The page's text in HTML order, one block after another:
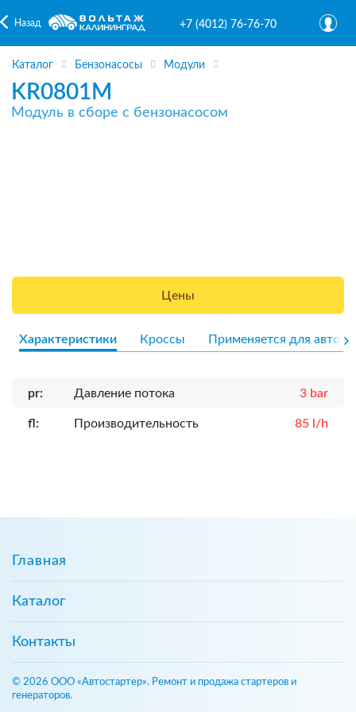
Назад +7 (4012) 76-76-70
Каталог Бензонасосы Модули
KR0801M
Модуль в сборе с бензонасосом
Цены
Характеристики Кроссы Применяется для авто
pr: Давление потока 3 bar
fl: Производительность 85 l/h
Главная
Каталог
Контакты
© 2026 ООО «Автостартер». Ремонт и продажа стартеров и
генераторов.